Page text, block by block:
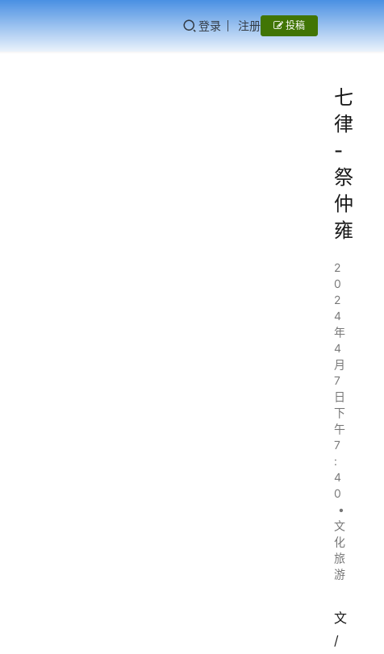
登录 注册 投稿
七
律
-
祭
仲
雍
2
0
2
4
年
4
月
7
日
下
午
7
:
4
0
•
文
化
旅
游
文
/